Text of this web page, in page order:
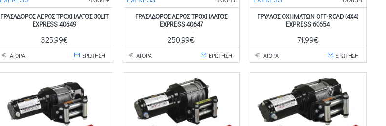
ΓΡΑΣΑΔΟΡΟΣ ΑΕΡΟΣ ΤΡΟΧΗΛΑΤΟΣ 30LIT
EXPRESS 40649
325,99€
ΑΓΟΡΑ ΕΡΩΤΗΣΗ
ΓΡΑΣΑΔΟΡΟΣ ΑΕΡΟΣ ΤΡΟΧΗΛΑΤΟΣ
EXPRESS 40647
250,99€
ΑΓΟΡΑ ΕΡΩΤΗΣΗ
ΓΡΎΛΛΟΣ ΟΧΗΜΆΤΩΝ OFF-ROAD (4X4)
EXPRESS 60654
71,99€
ΑΓΟΡΑ ΕΡΩΤΗΣΗ